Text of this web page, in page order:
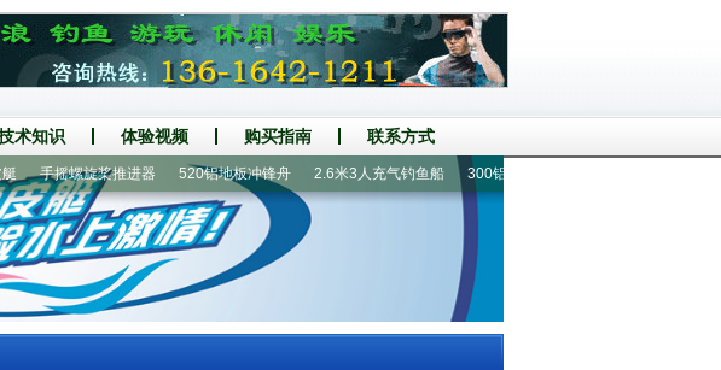
术知识 体验视频 购买指南 联系方式
手摇螺旋桨推进器 520铝地板冲锋舟 2.6米3人充气钓鱼船 300铝地板5人橡皮艇